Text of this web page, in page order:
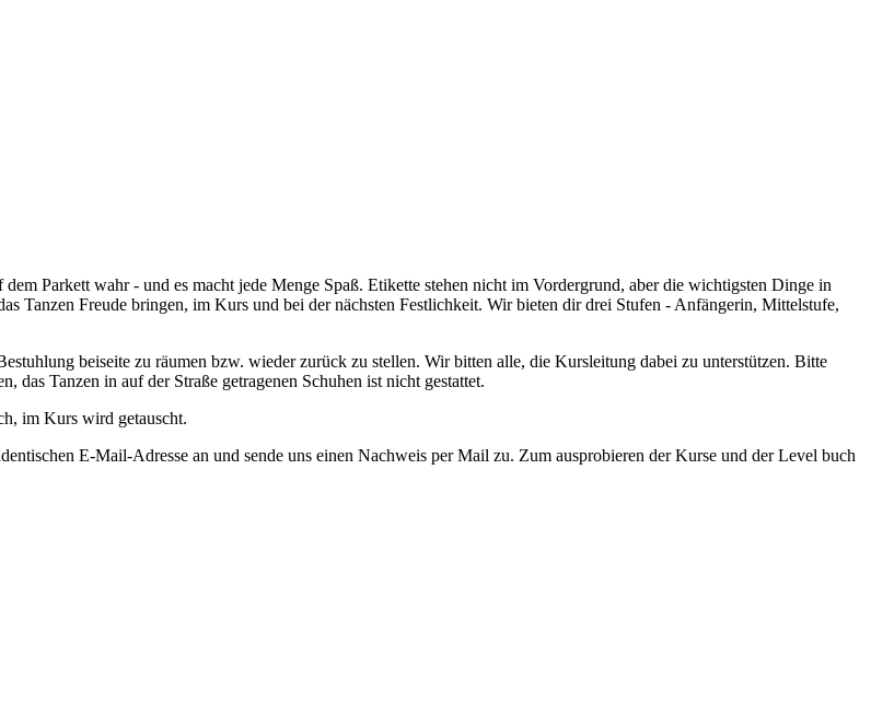
Parkett wahr - und es macht jede Menge Spaß. Etikette stehen nicht im Vordergrund, aber die wichtigsten Dinge in
Tanzen Freude bringen, im Kurs und bei der nächsten Festlichkeit. Wir bieten dir drei Stufen - Anfängerin, Mittelstufe,
beiseite zu räumen bzw. wieder zurück zu stellen. Wir bitten alle, die Kursleitung dabei zu unterstützen. Bitte
das Tanzen in auf der Straße getragenen Schuhen ist nicht gestattet.
im Kurs wird getauscht.
E-Mail-Adresse an und sende uns einen Nachweis per Mail zu. Zum ausprobieren der Kurse und der Level buch